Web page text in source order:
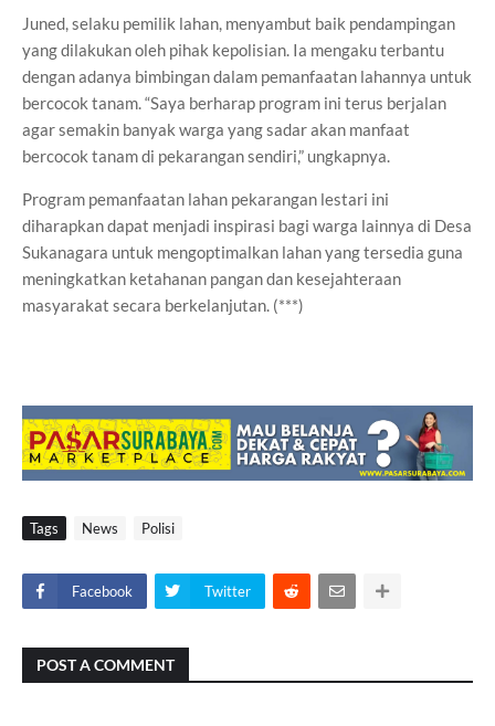
Juned, selaku pemilik lahan, menyambut baik pendampingan
yang dilakukan oleh pihak kepolisian. Ia mengaku terbantu
dengan adanya bimbingan dalam pemanfaatan lahannya untuk
bercocok tanam. “Saya berharap program ini terus berjalan
agar semakin banyak warga yang sadar akan manfaat
bercocok tanam di pekarangan sendiri,” ungkapnya.
Program pemanfaatan lahan pekarangan lestari ini
diharapkan dapat menjadi inspirasi bagi warga lainnya di Desa
Sukanagara untuk mengoptimalkan lahan yang tersedia guna
meningkatkan ketahanan pangan dan kesejahteraan
masyarakat secara berkelanjutan. (***)
Tags News Polisi
Facebook Twitter
POST A COMMENT